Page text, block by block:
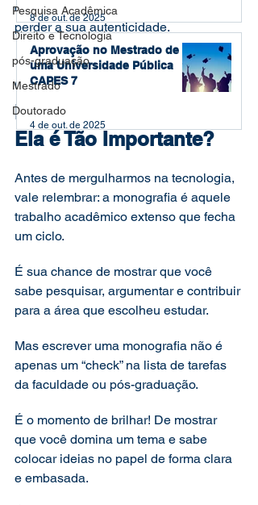
Pesquisa Acadêmica
Direito e Tecnologia
pós-graduação
Mestrado
Doutorado
que sua monografia seja incrível – sem
perder a sua autenticidade.
O Que é Uma
Monografia e Por Que
Ela é Tão Importante?
Antes de mergulharmos na tecnologia,
vale relembrar: a monografia é aquele
trabalho acadêmico extenso que fecha
um ciclo.
É sua chance de mostrar que você
sabe pesquisar, argumentar e contribuir
para a área que escolheu estudar.
Mas escrever uma monografia não é
apenas um “check” na lista de tarefas
da faculdade ou pós-graduação.
É o momento de brilhar! De mostrar
que você domina um tema e sabe
colocar ideias no papel de forma clara
e embasada.
8 de out. de 2025
Aprovação no Mestrado de
uma Universidade Pública
CAPES 7
4 de out. de 2025